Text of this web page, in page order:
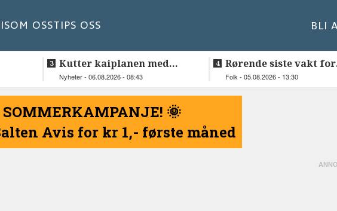
OM OSSTIPS OSS BLI
Kutter kaiplanen med
flere hundre millioner
Nyheter - 06.08.2026 - 08:43
Rørende siste vakt for
Inge på Helnessund-
Folk - 05.08.2026 - 13:30
SOMMERKAMPANJE! 🌞
Avis for kr 1,- første måned